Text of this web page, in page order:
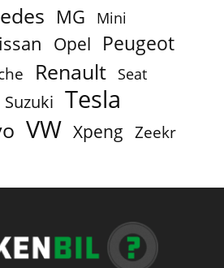
MG Mini
Opel Peugeot
Renault Seat
Suzuki Tesla
VW Xpeng Zeekr